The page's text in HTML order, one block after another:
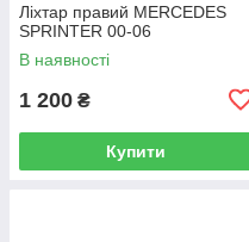
Ліхтар правий MERCEDES
SPRINTER 00-06
В наявності
1 200 ₴
Купити